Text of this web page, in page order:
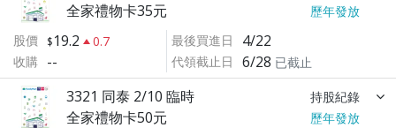
全家禮物卡35元
歷年發放
股價
19.2
0.7
收購 --
最後買進日 4/22
代領截止日 6/28 已截止
3321 同泰 2/10 臨時 持股紀錄
全家禮物卡50元
歷年發放